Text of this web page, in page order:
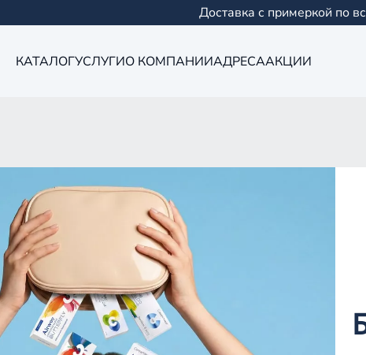
Доставка с примеркой по
КАТАЛОГУСЛУГИО КОМПАНИИАДРЕСААКЦИИ
Оптика в
- это более 100 салонов в Казани и
Уфе, Рыбинске.